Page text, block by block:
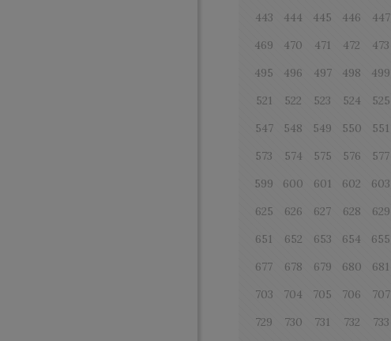
443
444 445 446 447
469
470 471 472 473
495
496 497 498 499
521
522 523 524 525
547
548 549 550 551
573
574 575 576 577
599
600 601 602 603
625
626 627 628 629
651
652 653 654 655
677
678 679 680 681
703
704 705 706 707
729
730 731 732 733